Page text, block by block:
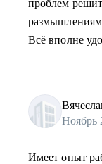
проблем
Всё вполне
Ноябрь
Имеет опыт